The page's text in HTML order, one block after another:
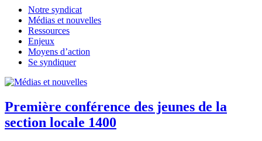
Notre syndicat
Médias et nouvelles
Ressources
Enjeux
Moyens d’action
Se syndiquer
Première conférence des jeunes de la
section locale 1400